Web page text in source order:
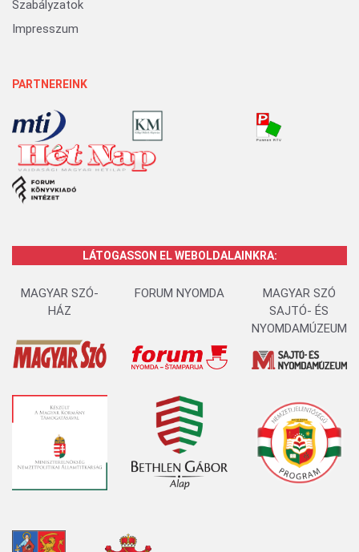
Szabályzatok
Impresszum
PARTNEREINK
LÁTOGASSON EL WEBOLDALAINKRA:
MAGYAR SZÓ-
HÁZ
FORUM NYOMDA
MAGYAR SZÓ
SAJTÓ- ÉS
NYOMDAMÚZEUM